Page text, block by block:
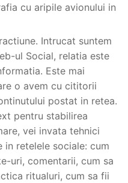
cu aripile avionului in
Intrucat suntem
ul Social, relatia este
Este mai
o avem cu cititorii
postat in retea.
pentru stabilirea
vei invata tehnici
retelele sociale: cum
uri, comentarii, cum sa
ritualuri, cum sa fii